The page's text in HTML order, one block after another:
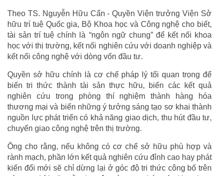
Theo TS. Nguyễn Hữu Cẩn - Quyền Viện trưởng Viện Sở
hữu trí tuệ Quốc gia, Bộ Khoa học và Công nghệ cho biết,
tài sản trí tuệ chính là “ngôn ngữ chung” để kết nối khoa
học với thị trường, kết nối nghiên cứu với doanh nghiệp và
kết nối công nghệ với dòng vốn đầu tư.
Quyền sở hữu chính là cơ chế pháp lý tối quan trọng để
biến tri thức thành tài sản thực hữu, biến các kết quả
nghiên cứu trong phòng thí nghiệm thành hàng hóa
thương mại và biến những ý tưởng sáng tạo sơ khai thành
nguồn lực phát triển có khả năng giao dịch, thu hút đầu tư,
chuyển giao công nghệ trên thị trường.
Ông cho rằng, nếu không có cơ chế sở hữu phù hợp và
rành mạch, phần lớn kết quả nghiên cứu đỉnh cao hay phát
kiến đổi mới sẽ chỉ dừng lại ở góc độ tri thức công bố trên